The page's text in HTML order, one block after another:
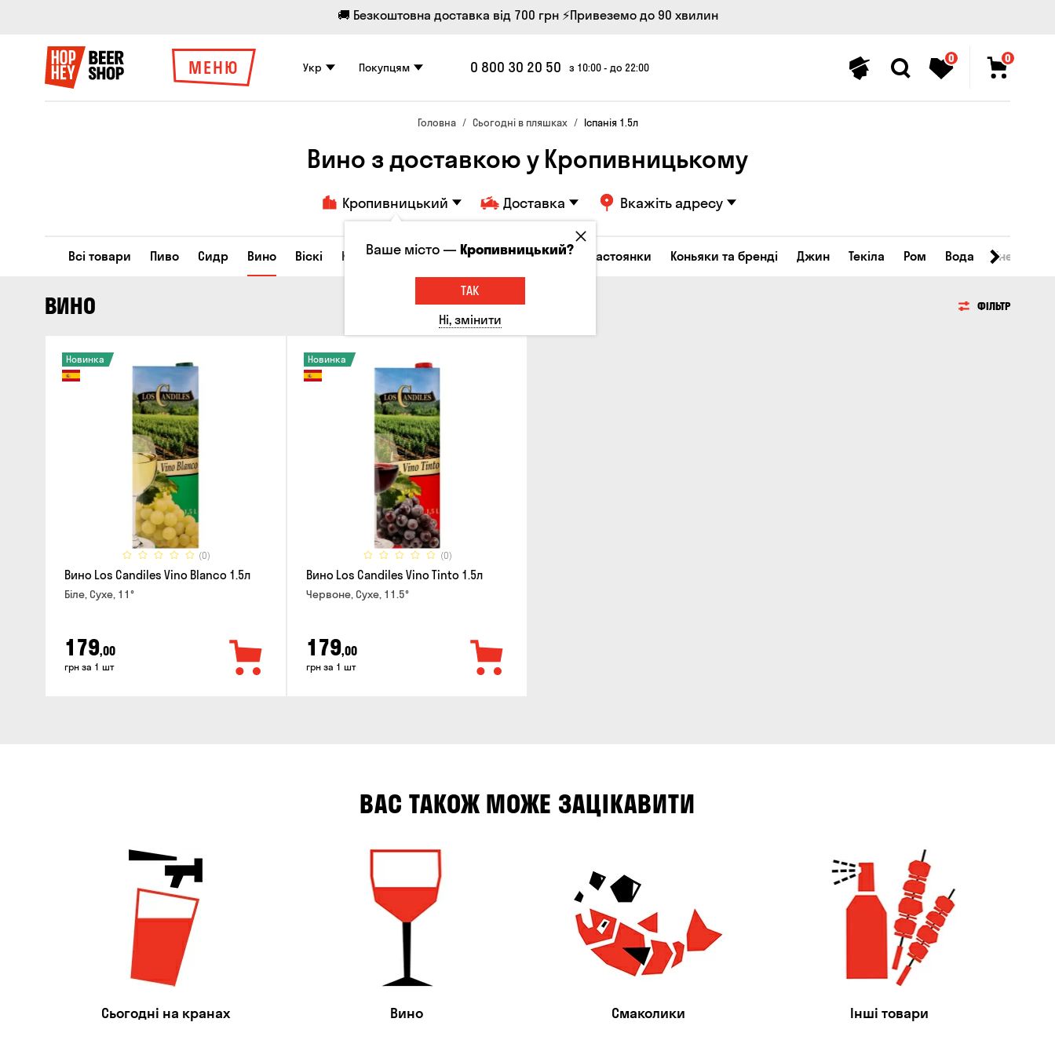
🚚 Безкоштовна доставка від 700 грн ⚡Привеземо до 90 хвилин
МЕНЮ Укр Покупцям 0 800 30 20 50 з 10:00 - до 22:00
0 0
Головна Сьогодні в пляшках Іспанія 1.5л
Вино з доставкою у Кропивницькому
Кропивницький Доставка Вкажіть адресу
Всі товари Пиво Сидр Вино Віскі Коктейлі Горілка Соджу Лікери та настоянки Коньяки та бренді Джин Текіла Ром Вода
ВИНО ФІЛЬТР
(0)
Новинка
Вино Los Candiles Vino Blanco 1.5л
Біле, Сухе, 11°
179,00
грн за 1 шт
(0)
Новинка
Вино Los Candiles Vino Tinto 1.5л
Червоне, Сухе, 11.5°
179,00
грн за 1 шт
ВАС ТАКОЖ МОЖЕ ЗАЦІКАВИТИ
Сьогодні на кранах Вино Смаколики Інші товари
Ваше місто —Кропивницький?
ТАК
Ні, змінити